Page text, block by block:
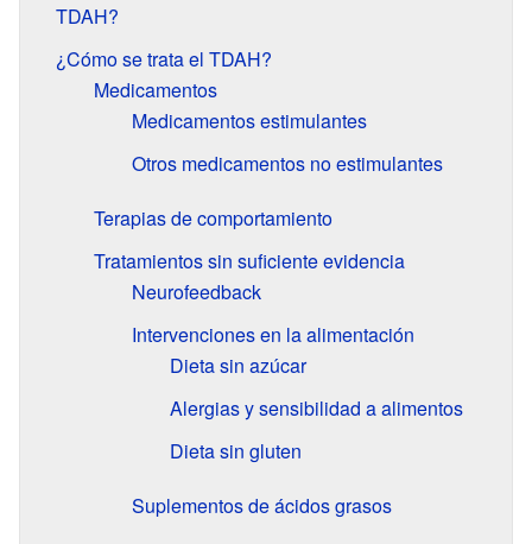
TDAH?
¿Cómo se trata el TDAH?
Medicamentos
Medicamentos estimulantes
Otros medicamentos no estimulantes
Terapias de comportamiento
Tratamientos sin suficiente evidencia
Neurofeedback
Intervenciones en la alimentación
Dieta sin azúcar
Alergias y sensibilidad a alimentos
Dieta sin gluten
Suplementos de ácidos grasos